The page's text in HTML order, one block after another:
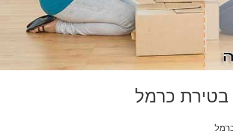
בטירת כרמל